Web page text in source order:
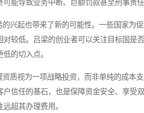
能导致业务中断、巨额罚款甚至刑事责任
起也带来了新的可能性。一些国家为
对较低。吕梁的创业者可以关注目标国是
的切入点。
视为一项战略投资，而非单纯的成本
户信任的基石，也是保障资金安全、享受
超其办理费用。